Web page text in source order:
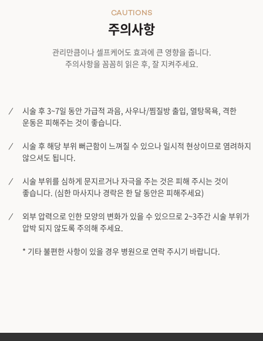
주의사항
CAUTIONS
관리만큼이나 셀프케어도 효과에 큰 영향을 줍니다.
주의사항을 꼼꼼히 읽은 후, 잘 지켜주세요.
시술 후 3~7일 동안 가급적 과음, 사우나/찜질방 출입, 열탕목욕, 격한
운동은 피해주는 것이 좋습니다.
시술 후 해당 부위 뻐근함이 느껴질 수 있으나 일시적 현상이므로 염려하지
않으셔도 됩니다.
시술 부위를 심하게 문지르거나 자극을 주는 것은 피해 주시는 것이
좋습니다. (심한 마사지나 경락은 한 달 동안은 피해주세요)
외부 압력으로 인한 모양의 변화가 있을 수 있으므로 2~3주간 시술 부위가
압박 되지 않도록 주의해 주세요.
* 기타 불편한 사항이 있을 경우 병원으로 연락 주시기 바랍니다.